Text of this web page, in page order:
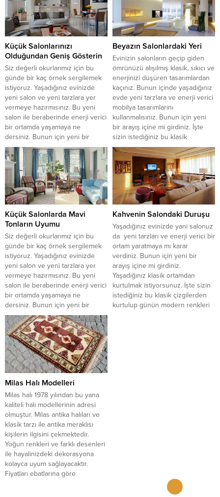
modern renkleri...
Küçük Salonlarınızı
Olduğundan Geniş Gösterin
Siz değerli okurlarımız için bu
günde bir kaç örnek sergilemek
istiyoruz. Yaşadığınız evinizde
yeni salon ve yeni tarzlara yer
vermeye hazırmısınız. Bu yeni
salon ile beraberinde enerji verici
bir ortamda yaşamaya ne
dersiniz. Bunun için yeni bir
arayış içine mi girdiniz. İşte sizin
istediğiniz bu klasik çizgilerden
kurtulup günün modern...
Beyazın Salonlardaki Yeri
Evinizin salonların geçip giden
ömrünüzü alışılmış klasik, sıkıcı ve
enerjinizi düşüren tasarımlardan
kaçınız. Bunun içinde yaşadığınız
evde yeni tarzlara ve enerji verici
mobilya tasarımlarını
kullanmalısınız. Bunun için yeni
bir arayış içine mi girdiniz. İşte
sizin istediğiniz bu klasik
çizgilerden kurtulup günün
modern renkleri içinde naif ve
zarif mobilya tasarımlarını
bulabileceğiniz...
Küçük Salonlarda Mavi
Tonların Uyumu
Siz değerli okurlarımız için bu
günde bir kaç örnek sergilemek
istiyoruz. Yaşadığınız evinizde
yeni salon ve yeni tarzlara yer
vermeye hazırmısınız. Bu yeni
salon ile beraberinde enerji verici
bir ortamda yaşamaya ne
dersiniz. Bunun için yeni bir
arayış içine mi girdiniz. İşte sizin
istediğiniz bu klasik çizgilerden
kurtulup günün modern...
Kahvenin Salondaki Duruşu
Yaşadığınız evinizde yani salonuz
da yeni tarzları ve enerji verici bir
ortam yaratmaya mı karar
verdiniz. Bunun için yeni bir
arayış içine mi girdiniz.
Yaşadığınız klasik ortamdan
kurtulmak istiyorsunuz. İşte sizin
istediğiniz bu klasik çizgilerden
kurtulup günün modern renkleri
Milas Halı Modelleri
Milas halı 1978 yılından bu yana
kaliteli halı modellerinin adresi
olmuştur. Milas antika halıları ve
klasik tarzı ile antika meraklısı
kişilerin ilgisini çekmektedir.
Yoğun renkleri ve farklı desenleri
ile hayalinizdeki dekorasyona
kolayca uyum sağlayacaktır.
Fiyatları ebatlarına göre